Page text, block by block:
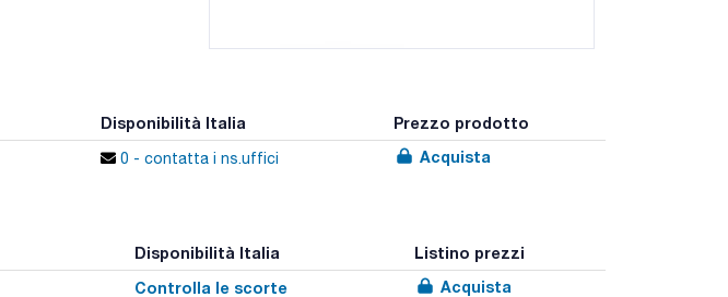
Disponibilità Italia Prezzo prodotto
0 - contatta i ns.uffici Acquista
Disponibilità Italia Listino prezzi
Controlla le scorte Acquista